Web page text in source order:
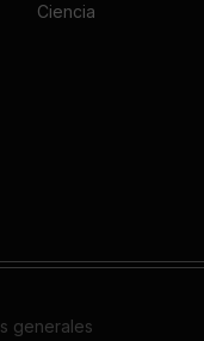
Ciencia
generales